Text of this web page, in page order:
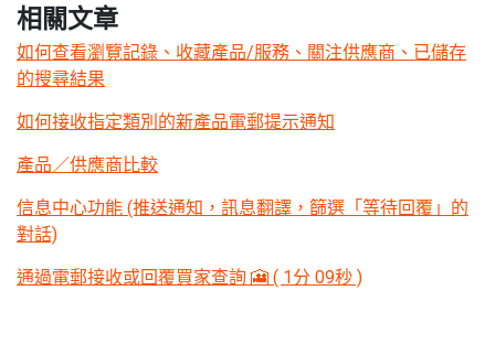
相關文章
如何查看瀏覽記錄、收藏產品/服務、關注供應商、已儲存
的搜尋結果
如何接收指定類別的新產品電郵提示通知
產品／供應商比較
信息中心功能 (推送通知，訊息翻譯，篩選「等待回覆」的
對話)
通過電郵接收或回覆買家查詢 🎦 ( 1分 09秒 )